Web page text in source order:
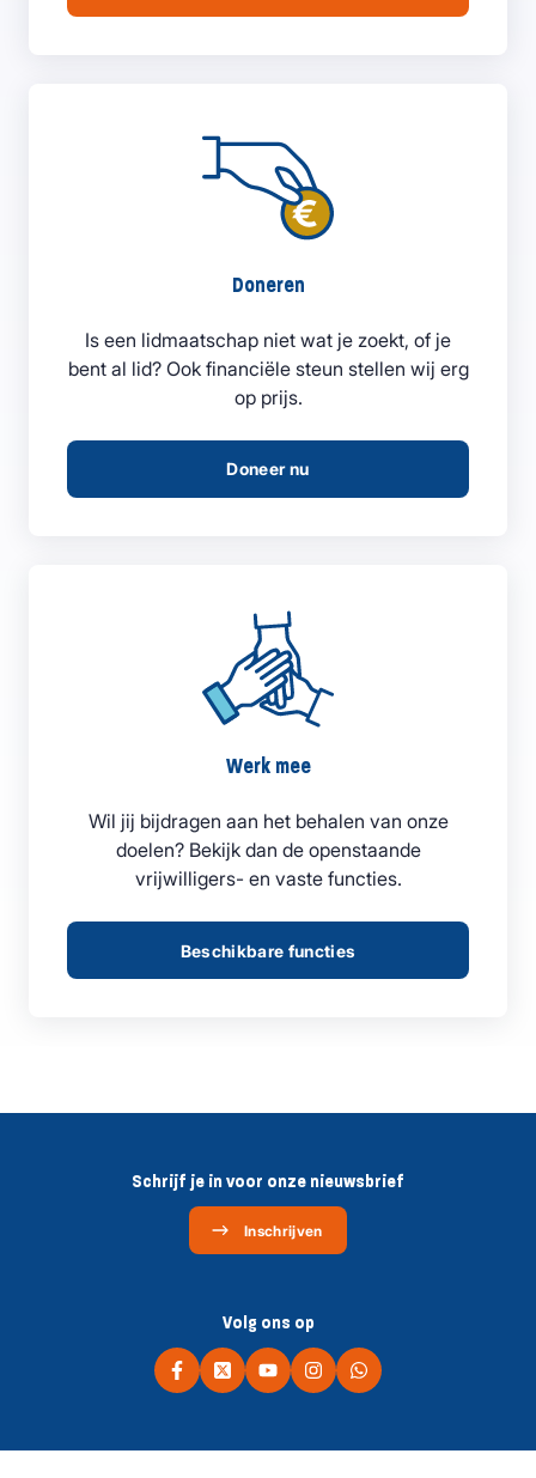
Doneren
Is een lidmaatschap niet wat je zoekt, of je
bent al lid? Ook financiële steun stellen wij erg
op prijs.
Doneer nu
Werk mee
Wil jij bijdragen aan het behalen van onze
doelen? Bekijk dan de openstaande
vrijwilligers- en vaste functies.
Beschikbare functies
Schrijf je in voor onze nieuwsbrief
Inschrijven
Volg ons op